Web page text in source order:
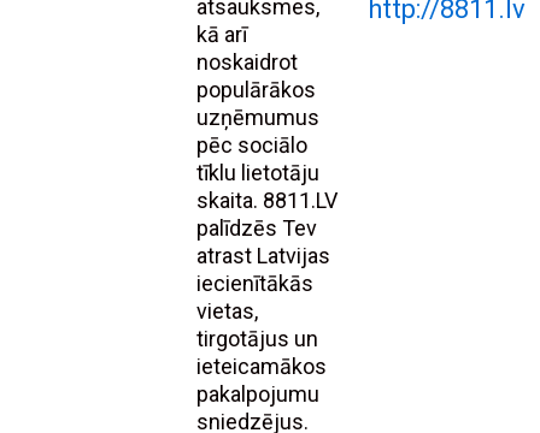
atsauksmes,
kā arī
noskaidrot
populārākos
uzņēmumus
pēc sociālo
tīklu lietotāju
skaita. 8811.LV
palīdzēs Tev
atrast Latvijas
iecienītākās
vietas,
tirgotājus un
ieteicamākos
pakalpojumu
sniedzējus.
http://8811.lv